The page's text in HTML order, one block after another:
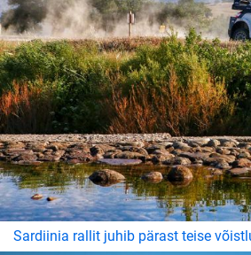
Sardiinia rallit juhib pärast teise